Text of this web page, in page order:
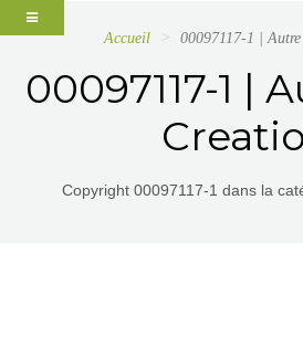
Accueil 00097117-1 |
00097117-1 |
Copyright 00097117-1 dans la